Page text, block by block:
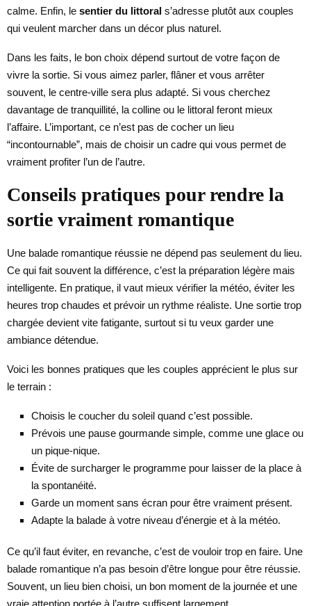
calme. Enfin, le sentier du littoral s’adresse plutôt aux couples
qui veulent marcher dans un décor plus naturel.
Dans les faits, le bon choix dépend surtout de votre façon de
vivre la sortie. Si vous aimez parler, flâner et vous arrêter
souvent, le centre-ville sera plus adapté. Si vous cherchez
davantage de tranquillité, la colline ou le littoral feront mieux
l’affaire. L’important, ce n’est pas de cocher un lieu
“incontournable”, mais de choisir un cadre qui vous permet de
vraiment profiter l’un de l’autre.
Conseils pratiques pour rendre la
sortie vraiment romantique
Une balade romantique réussie ne dépend pas seulement du lieu.
Ce qui fait souvent la différence, c’est la préparation légère mais
intelligente. En pratique, il vaut mieux vérifier la météo, éviter les
heures trop chaudes et prévoir un rythme réaliste. Une sortie trop
chargée devient vite fatigante, surtout si tu veux garder une
ambiance détendue.
Voici les bonnes pratiques que les couples apprécient le plus sur
le terrain :
Choisis le coucher du soleil quand c’est possible.
Prévois une pause gourmande simple, comme une glace ou
un pique-nique.
Évite de surcharger le programme pour laisser de la place à
la spontanéité.
Garde un moment sans écran pour être vraiment présent.
Adapte la balade à votre niveau d’énergie et à la météo.
Ce qu’il faut éviter, en revanche, c’est de vouloir trop en faire. Une
balade romantique n’a pas besoin d’être longue pour être réussie.
Souvent, un lieu bien choisi, un bon moment de la journée et une
vraie attention portée à l’autre suffisent largement.